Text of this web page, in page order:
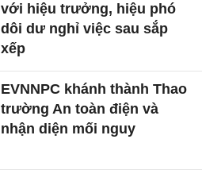
với hiệu trưởng, hiệu phó
dôi dư nghỉ việc sau sắp
xếp
EVNNPC khánh thành Thao
trường An toàn điện và
nhận diện mối nguy